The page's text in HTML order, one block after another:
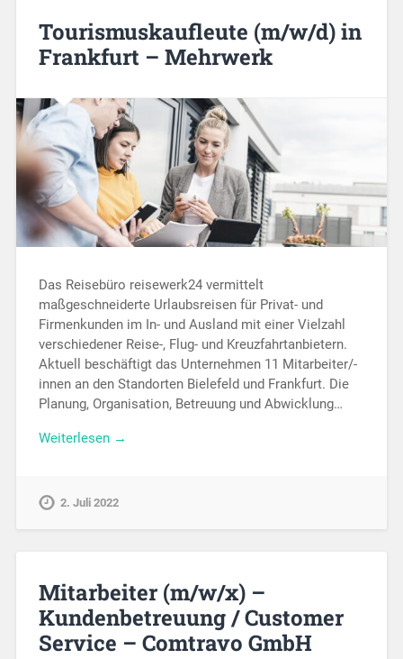
Tourismuskaufleute (m/w/d) in
Frankfurt – Mehrwerk
Das Reisebüro reisewerk24 vermittelt
maßgeschneiderte Urlaubsreisen für Privat- und
Firmenkunden im In- und Ausland mit einer Vielzahl
verschiedener Reise-, Flug- und Kreuzfahrtanbietern.
Aktuell beschäftigt das Unternehmen 11 Mitarbeiter/-
innen an den Standorten Bielefeld und Frankfurt. Die
Planung, Organisation, Betreuung und Abwicklung…
Weiterlesen →
2. Juli 2022
Mitarbeiter (m/w/x) –
Kundenbetreuung / Customer
Service – Comtravo GmbH